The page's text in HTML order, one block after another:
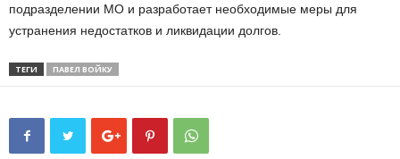
подразделении МО и разработает необходимые меры для
устранения недостатков и ликвидации долгов.
ТЕГИ ПАВЕЛ ВОЙКУ